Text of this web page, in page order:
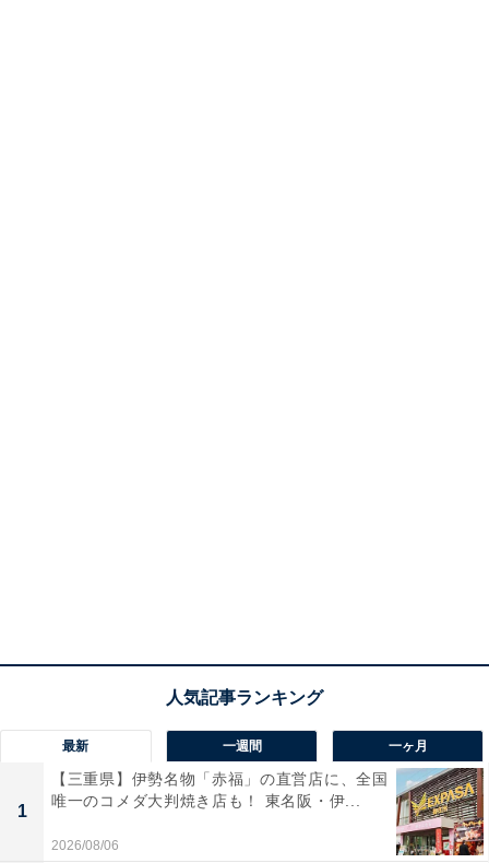
最新 一週間 一ヶ月
1
【三重県】伊勢名物「赤福」の直営店に、全国
唯一のコメダ大判焼き店も！ 東名阪・伊...
2026/08/06